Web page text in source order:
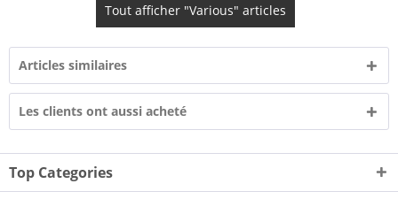
Tout afficher "Various" articles
Articles similaires
Les clients ont aussi acheté
Top Categories